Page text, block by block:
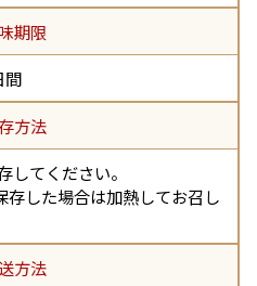
期限
間
方法
してください。
存した場合は加熱してお召し
方法